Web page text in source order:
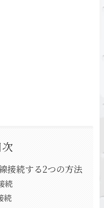
次
接続する2つの方法
続
続